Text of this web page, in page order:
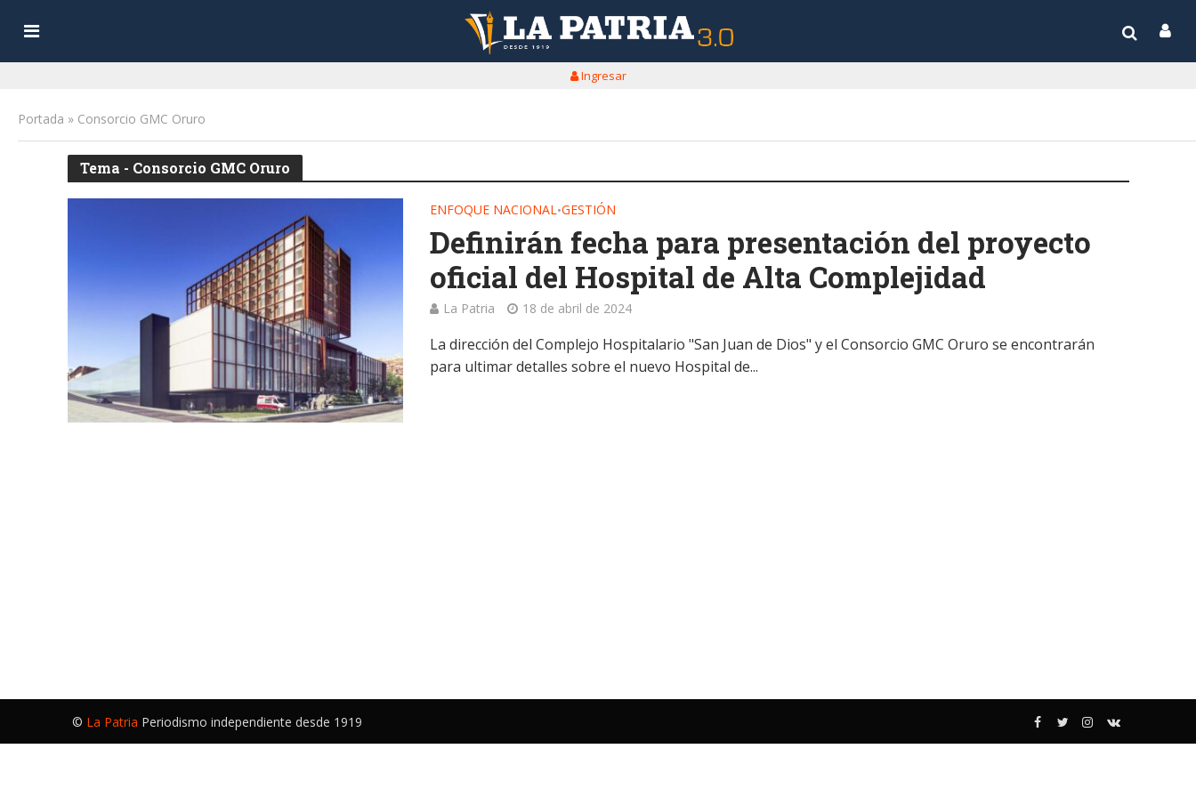
Ingresar
Portada » Consorcio GMC Oruro
Tema - Consorcio GMC Oruro
ENFOQUE NACIONAL•GESTIÓN
Definirán fecha para presentación del proyecto
oficial del Hospital de Alta Complejidad
La Patria 18 de abril de 2024
La dirección del Complejo Hospitalario "San Juan de Dios" y el Consorcio GMC Oruro se encontrarán
para ultimar detalles sobre el nuevo Hospital de...
© La Patria Periodismo independiente desde 1919